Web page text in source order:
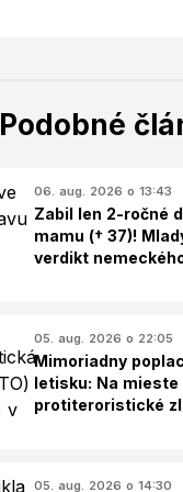
Podobné
06. aug. 2026 o 13:43
Zabil len 2-ročné
mamu († 37)!
verdikt
05. aug. 2026 o 22:05
Mimoriadny
letisku: Na mieste
protiteroristické
05. aug. 2026 o 14:30